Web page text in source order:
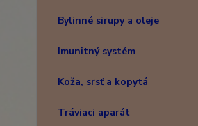
Bylinné sirupy a oleje
Imunitný systém
Koža, srsť a kopytá
Tráviaci aparát